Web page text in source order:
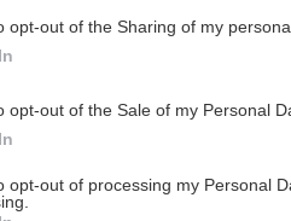
opt-out of the Sharing of my
opt-out of the Sale of my Personal
opt-out of processing my Personal
με...
02/2019